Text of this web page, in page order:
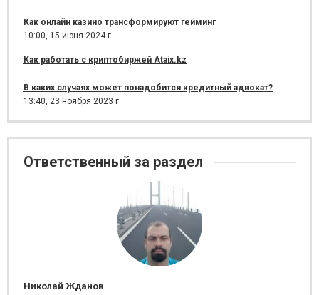
Как онлайн казино трансформируют гейминг
10:00, 15 июня 2024 г.
Как работать с криптобиржей Ataix.kz
В каких случаях может понадобится кредитный адвокат?
13:40, 23 ноября 2023 г.
Ответственный за раздел
Николай Жданов